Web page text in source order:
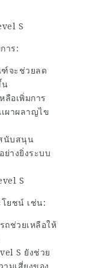
S
าร:
จะช่วยลด
น
ลือเพิ่มการ
ผาผลาญไข
นับสนุน
ย่างยิ่งระบบ
S
ยชน์ เช่น:
ถช่วยเหลือให้
S ยังช่วย